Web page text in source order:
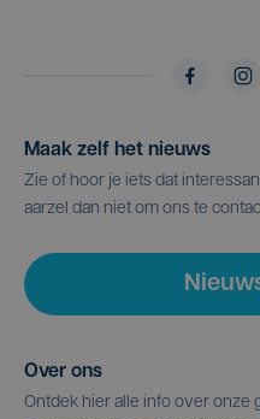
Maak zelf het nieuws
Zie of hoor je iets dat
aarzel dan niet om ons te
Over ons
Ontdek hier alle info over onze